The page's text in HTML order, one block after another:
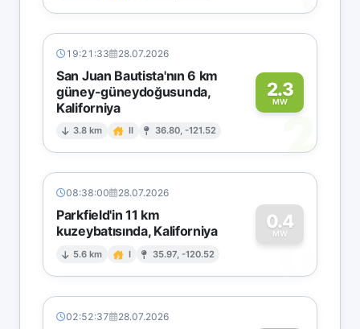
19:21:33 28.07.2026
San Juan Bautista'nın 6 km
güney-güneydoğusunda,
Kaliforniya
3.8 km II 36.80, -121.52
2.3
MW
2
08:38:00 28.07.2026
Parkfield'in 11 km
kuzeybatısında, Kaliforniya
5.6 km I 35.97, -120.52
0.4
MW
0
02:52:37 28.07.2026